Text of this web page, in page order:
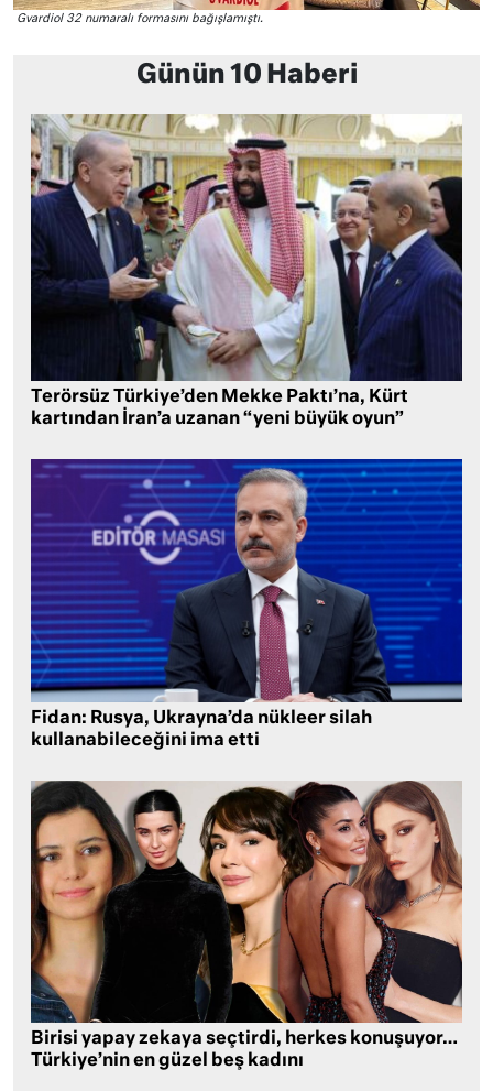
Gvardiol 32 numaralı formasını bağışlamıştı.
Günün 10 Haberi
Terörsüz Türkiye’den Mekke Paktı’na, Kürt
kartından İran’a uzanan “yeni büyük oyun”
Fidan: Rusya, Ukrayna’da nükleer silah
kullanabileceğini ima etti
Birisi yapay zekaya seçtirdi, herkes konuşuyor…
Türkiye’nin en güzel beş kadını